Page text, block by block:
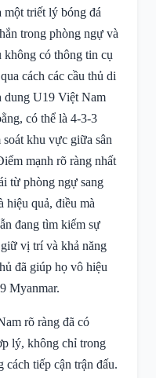
một triết lý bóng đá
trong phòng ngự và
không có thông tin cụ
cách các cầu thủ di
dung U19 Việt Nam
có thể là 4-3-3
khu vực giữa sân
mạnh rõ ràng nhất
từ phòng ngự sang
hiệu quả, điều mà
đang tìm kiếm sự
vị trí và khả năng
đã giúp họ vô hiệu
Myanmar.
rõ ràng đã có
lý, không chỉ trong
tiếp cận trận đấu.